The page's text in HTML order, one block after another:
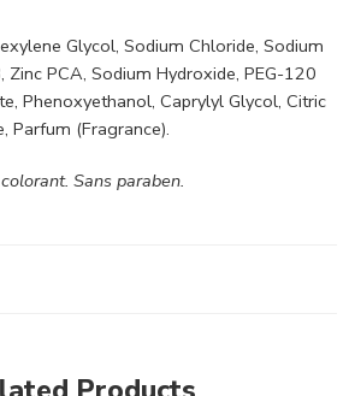
Glycol, Sodium Chloride, Sodium
Zinc PCA, Sodium Hydroxide, PEG-120
Phenoxyethanol, Caprylyl Glycol, Citric
Parfum (Fragrance).
Sans paraben.